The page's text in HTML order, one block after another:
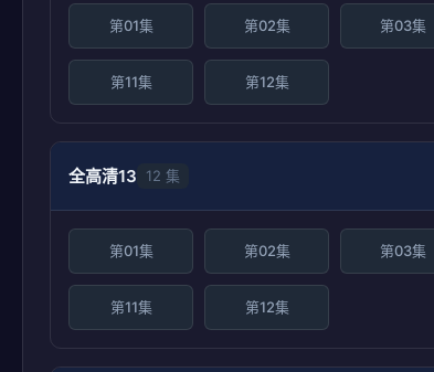
第01集 第02集 第03集
第11集 第12集
全高清13 12 集
第01集 第02集 第03集
第11集 第12集